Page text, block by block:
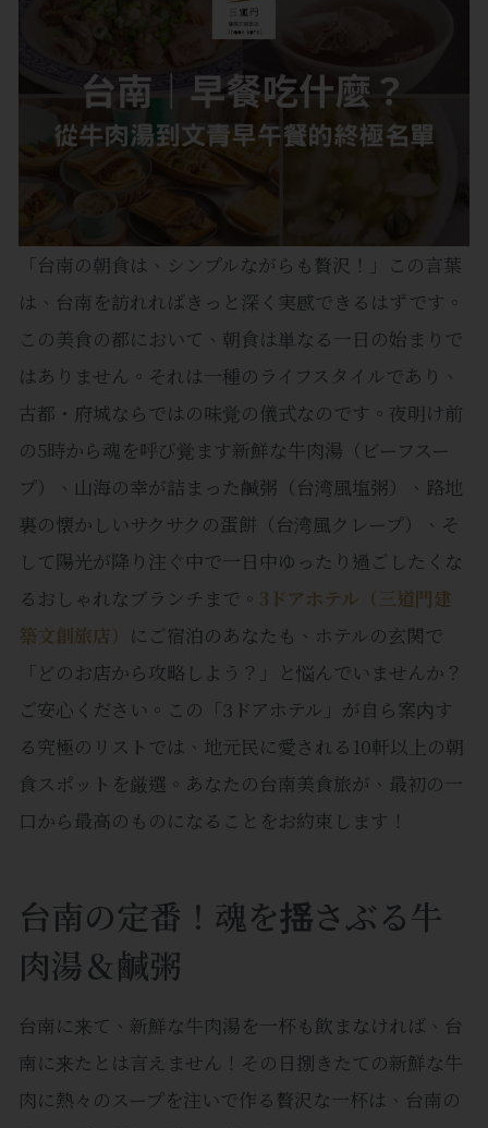
「台南の朝食は、シンプルながらも贅沢！」この言葉
は、台南を訪れればきっと深く実感できるはずです。
この美食の都において、朝食は単なる一日の始まりで
はありません。それは一種のライフスタイルであり、
古都・府城ならではの味覚の儀式なのです。夜明け前
の5時から魂を呼び覚ます新鮮な牛肉湯（ビーフスー
プ）、山海の幸が詰まった鹹粥（台湾風塩粥）、路地
裏の懐かしいサクサクの蛋餅（台湾風クレープ）、そ
して陽光が降り注ぐ中で一日中ゆったり過ごしたくな
るおしゃれなブランチまで。 3ドアホテル（三道門建
築文創旅店） にご宿泊のあなたも、ホテルの玄関で
「どのお店から攻略しよう？」と悩んでいませんか？
ご安心ください。この「3ドアホテル」が自ら案内す
る究極のリストでは、地元民に愛される10軒以上の朝
食スポットを厳選。あなたの台南美食旅が、最初の一
口から最高のものになることをお約束します！
台南の定番！魂を揺さぶる牛
肉湯＆鹹粥
台南に来て、新鮮な牛肉湯を一杯も飲まなければ、台
南に来たとは言えません！その日捌きたての新鮮な牛
肉に熱々のスープを注いで作る贅沢な一杯は、台南の